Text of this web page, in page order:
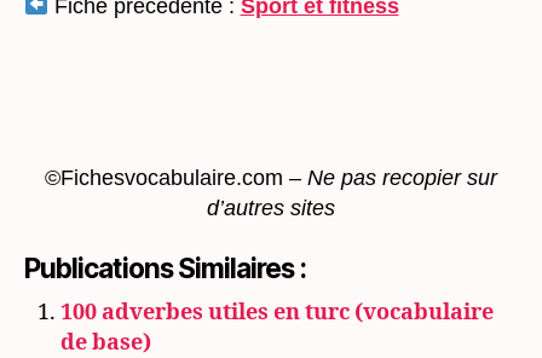
Fiche précédente : Sport et fitness
©Fichesvocabulaire.com – Ne pas recopier sur
d’autres sites
Publications Similaires :
100 adverbes utiles en turc (vocabulaire
de base)